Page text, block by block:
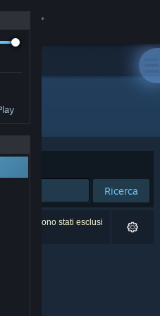
Ricerca
4 titoli sono stati esclusi